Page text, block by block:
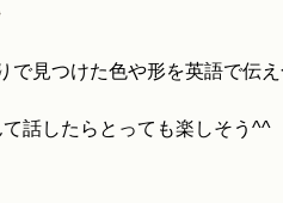
見つけた色や形を英語で伝え
話したらとっても楽しそう^^